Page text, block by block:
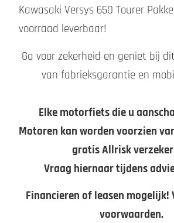
Kawasaki Versys 650 Tourer
voorraad leverbaar!
Ga voor zekerheid en geniet bij
van fabrieksgarantie en
Elke motorfiets die u
Motoren kan worden voorzien
gratis Allrisk
Vraag hiernaar tijdens
Financieren of leasen mogelijk!
voorwaarden.